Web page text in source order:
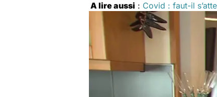
A lire aussi : Covid : faut-il